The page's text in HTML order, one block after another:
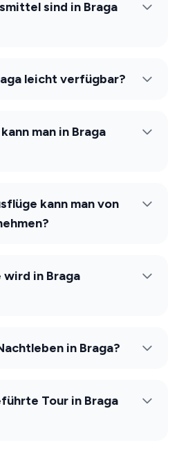
sind in Braga
leicht verfügbar?
man in Braga
kann man von
wird in Braga
in Braga?
Tour in Braga